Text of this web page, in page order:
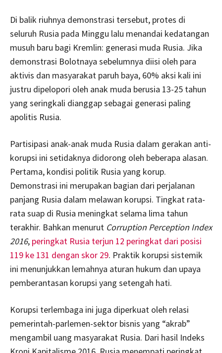
Di balik riuhnya demonstrasi tersebut, protes di
seluruh Rusia pada Minggu lalu menandai kedatangan
musuh baru bagi Kremlin: generasi muda Rusia. Jika
demonstrasi Bolotnaya sebelumnya diisi oleh para
aktivis dan masyarakat paruh baya, 60% aksi kali ini
justru dipelopori oleh anak muda berusia 13-25 tahun
yang seringkali dianggap sebagai generasi paling
apolitis Rusia.
Partisipasi anak-anak muda Rusia dalam gerakan anti-
korupsi ini setidaknya didorong oleh beberapa alasan.
Pertama, kondisi politik Rusia yang korup.
Demonstrasi ini merupakan bagian dari perjalanan
panjang Rusia dalam melawan korupsi. Tingkat rata-
rata suap di Rusia meningkat selama lima tahun
terakhir. Bahkan menurut Corruption Perception Index
2016, peringkat Rusia terjun 12 peringkat dari posisi
119 ke 131 dengan skor 29. Praktik korupsi sistemik
ini menunjukkan lemahnya aturan hukum dan upaya
pemberantasan korupsi yang setengah hati.
Korupsi terlembaga ini juga diperkuat oleh relasi
pemerintah-parlemen-sektor bisnis yang “akrab”
mengambil uang masyarakat Rusia. Dari hasil Indeks